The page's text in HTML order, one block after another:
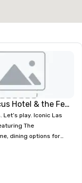
Circus Circus Hotel & the Festival Grounds
Let’s play. Iconic Las
The
dining options for